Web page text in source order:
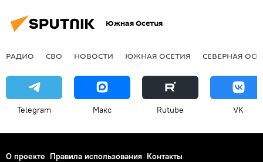
Южная Осетия
РАДИО СВО НОВОСТИ ЮЖНАЯ ОСЕТИЯ СЕВЕРНАЯ
Telegram Макс Rutube VK
О проекте Правила использования Контакты